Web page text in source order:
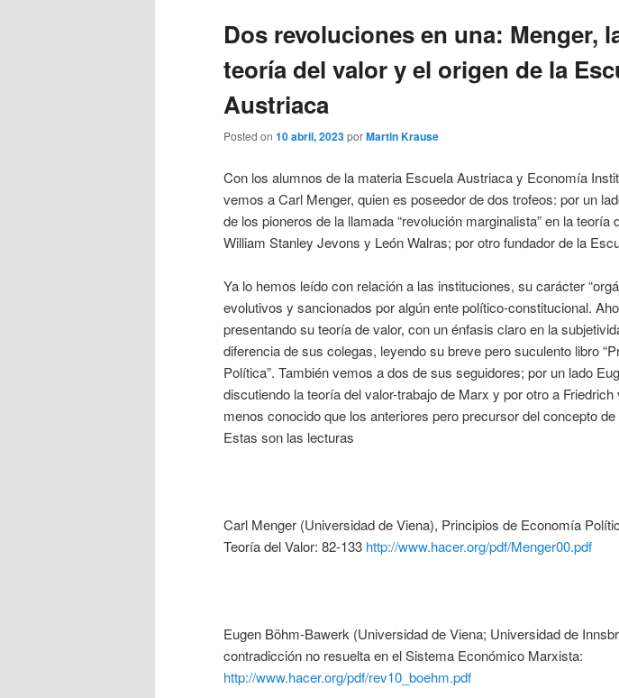
Dos revoluciones en una: Menger,
teoría del valor y el origen de la
Austriaca
Posted on 10 abril, 2023porMartin Krause
Con los alumnos de la materia Escuela Austriaca y Economía
vemos a Carl Menger, quien es poseedor de dos trofeos: por un
de los pioneros de la llamada “revolución marginalista” en la teoría
William Stanley Jevons y León Walras; por otro fundador de la
Ya lo hemos leído con relación a las instituciones, su carácter
evolutivos y sancionados por algún ente político-constitucional.
presentando su teoría de valor, con un énfasis claro en la
diferencia de sus colegas, leyendo su breve pero suculento libro
Política”. También vemos a dos de sus seguidores; por un lado
discutiendo la teoría del valor-trabajo de Marx y por otro a Friedrich
menos conocido que los anteriores pero precursor del concepto
Estas son las lecturas
Carl Menger (Universidad de Viena), Principios de Economía
Teoría del Valor: 82-133 http://www.hacer.org/pdf/Menger00.pdf
Eugen Böhm-Bawerk (Universidad de Viena; Universidad de
contradicción no resuelta en el Sistema Económico Marxista:
http://www.hacer.org/pdf/rev10_boehm.pdf